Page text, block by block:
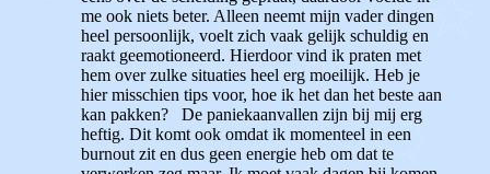
me ook niets beter. Alleen neemt mijn vader dingen
heel persoonlijk, voelt zich vaak gelijk schuldig en
raakt geemotioneerd. Hierdoor vind ik praten met
hem over zulke situaties heel erg moeilijk. Heb je
hier misschien tips voor, hoe ik het dan het beste aan
kan pakken? De paniekaanvallen zijn bij mij erg
heftig. Dit komt ook omdat ik momenteel in een
burnout zit en dus geen energie heb om dat te